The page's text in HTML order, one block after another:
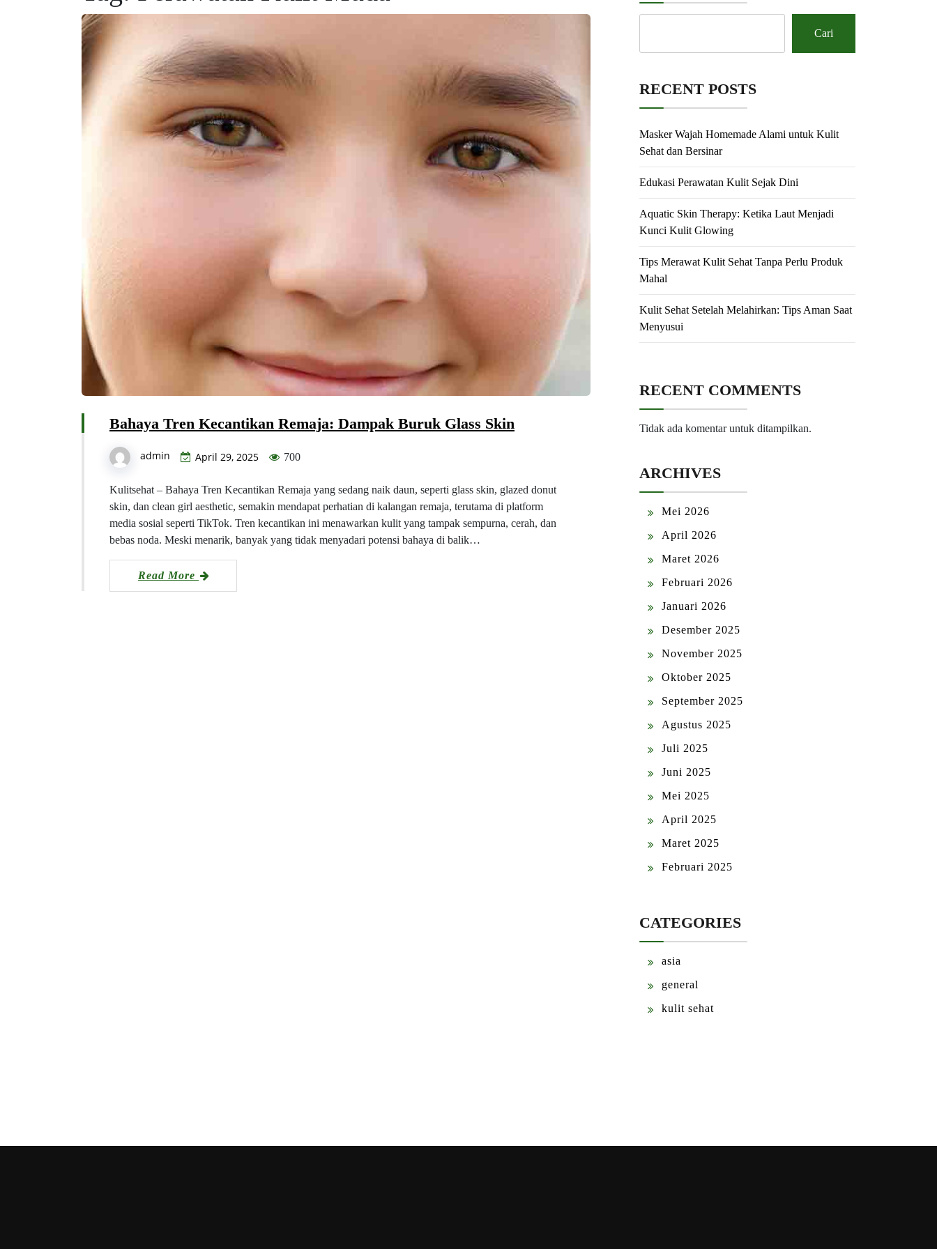
Bahaya Tren Kecantikan Remaja: Dampak Buruk Glass Skin
admin April 29, 2025 700
Kulitsehat – Bahaya Tren Kecantikan Remaja yang sedang naik daun, seperti glass skin, glazed donut
skin, dan clean girl aesthetic, semakin mendapat perhatian di kalangan remaja, terutama di platform
media sosial seperti TikTok. Tren kecantikan ini menawarkan kulit yang tampak sempurna, cerah, dan
bebas noda. Meski menarik, banyak yang tidak menyadari potensi bahaya di balik…
Read More
Cari
RECENT POSTS
Masker Wajah Homemade Alami untuk Kulit
Sehat dan Bersinar
Edukasi Perawatan Kulit Sejak Dini
Aquatic Skin Therapy: Ketika Laut Menjadi
Kunci Kulit Glowing
Tips Merawat Kulit Sehat Tanpa Perlu Produk
Mahal
Kulit Sehat Setelah Melahirkan: Tips Aman Saat
Menyusui
RECENT COMMENTS
Tidak ada komentar untuk ditampilkan.
ARCHIVES
Mei 2026
April 2026
Maret 2026
Februari 2026
Januari 2026
Desember 2025
November 2025
Oktober 2025
September 2025
Agustus 2025
Juli 2025
Juni 2025
Mei 2025
April 2025
Maret 2025
Februari 2025
CATEGORIES
asia
general
kulit sehat